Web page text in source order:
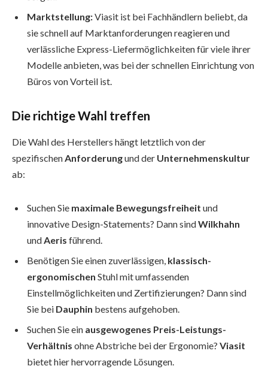
Marktstellung:Viasit ist bei Fachhändlern beliebt, da
sie schnell auf Marktanforderungen reagieren und
verlässliche Express-Liefermöglichkeiten für viele ihrer
Modelle anbieten, was bei der schnellen Einrichtung von
Büros von Vorteil ist.
Die richtige Wahl treffen
Die Wahl des Herstellers hängt letztlich von der
spezifischenAnforderungund der Unternehmenskultur
ab:
Suchen Sie maximale Bewegungsfreiheit und
innovative Design-Statements? Dann sindWilkhahn
undAeris führend.
Benötigen Sie einen zuverlässigen, klassisch-
ergonomischen Stuhl mit umfassenden
Einstellmöglichkeiten und Zertifizierungen? Dann sind
Sie bei Dauphin bestens aufgehoben.
Suchen Sie ein ausgewogenes Preis-Leistungs-
Verhältnis ohne Abstriche bei der Ergonomie? Viasit
bietet hier hervorragende Lösungen.